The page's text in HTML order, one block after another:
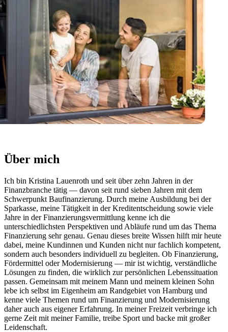
Über mich
Ich bin Kristina Lauenroth und seit über zehn Jahren in der
Finanzbranche tätig — davon seit rund sieben Jahren mit dem
Schwerpunkt Baufinanzierung. Durch meine Ausbildung bei der
Sparkasse, meine Tätigkeit in der Kreditentscheidung sowie viele
Jahre in der Finanzierungsvermittlung kenne ich die
unterschiedlichsten Perspektiven und Abläufe rund um das Thema
Finanzierung sehr genau. Genau dieses breite Wissen hilft mir heute
dabei, meine Kundinnen und Kunden nicht nur fachlich kompetent,
sondern auch besonders individuell zu begleiten. Ob Finanzierung,
Fördermittel oder Modernisierung — mir ist wichtig, verständliche
Lösungen zu finden, die wirklich zur persönlichen Lebenssituation
passen. Gemeinsam mit meinem Mann und meinem kleinen Sohn
lebe ich selbst im Eigenheim am Randgebiet von Hamburg und
kenne viele Themen rund um Finanzierung und Modernisierung
daher auch aus eigener Erfahrung. In meiner Freizeit verbringe ich
gerne Zeit mit meiner Familie, treibe Sport und backe mit großer
Leidenschaft.